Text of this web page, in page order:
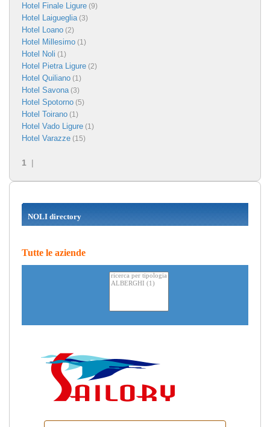
Hotel Finale Ligure (9)
Hotel Laigueglia(3)
Hotel Loano (2)
Hotel Millesimo (1)
Hotel Noli (1)
Hotel Pietra Ligure (2)
Hotel Quiliano (1)
Hotel Savona(3)
Hotel Spotorno (5)
Hotel Toirano (1)
Hotel Vado Ligure (1)
Hotel Varazze (15)
1 |
NOLI directory
Tutte le aziende